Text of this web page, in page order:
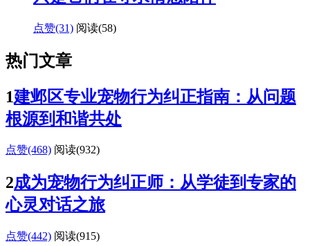
点赞(31) 阅读(58)
热门文章
1建邺区专业宠物行为纠正指南：从问题
根源到和谐共处
点赞(468) 阅读(932)
2成为宠物行为纠正师：从学徒到专家的
心灵对话之旅
点赞(442) 阅读(915)